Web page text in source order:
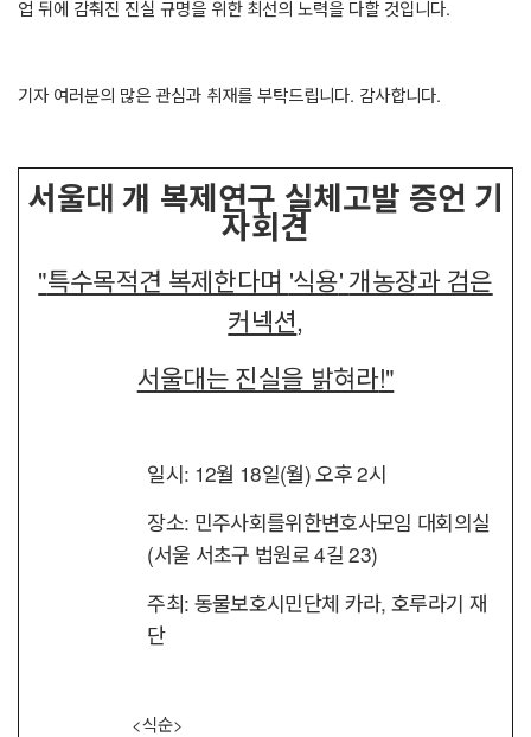
업 뒤에 감춰진 진실 규명을 위한 최선의 노력을 다할 것입니다.
기자 여러분의 많은 관심과 취재를 부탁드립니다. 감사합니다.
서울대 개 복제연구 실체고발 증언 기
자회견
"특수목적견 복제한다며 '식용' 개농장과 검은
커넥션,
서울대는 진실을 밝혀라!"
일시: 12월 18일(월)오후2시
장소: 민주사회를위한변호사모임 대회의실
(서울 서초구 법원로4길23)
주최: 동물보호시민단체 카라,호루라기 재
단
<식순>